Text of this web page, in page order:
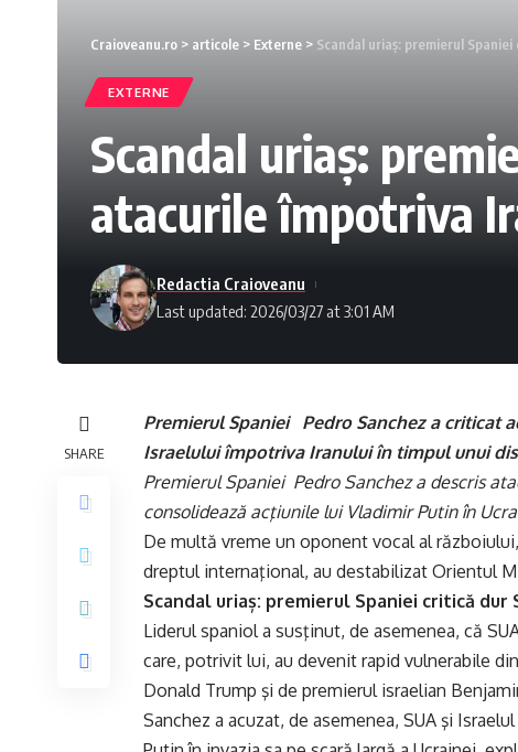
Craioveanu.ro > articole > Externe > Scandal uriaș: premierul
EXTERNE
Scandal uriaș:
atacurile împotriva
Last updated: 2026/03/27 at 3:01 AM
Redactia Craioveanu
SHARE
Premierul Spaniei Pedro Sanchez a criticat
Israelului împotriva Iranului în timpul unui
Premierul Spaniei Pedro Sanchez a descris
consolidează acţiunile lui Vladimir Putin în
De multă vreme un oponent vocal al
dreptul internaţional, au destabilizat Orientul
Scandal uriaș: premierul Spaniei critică
Liderul spaniol a susţinut, de asemenea, că
care, potrivit lui, au devenit rapid vulnerabile
Donald Trump şi de premierul israelian
Sanchez a acuzat, de asemenea, SUA şi